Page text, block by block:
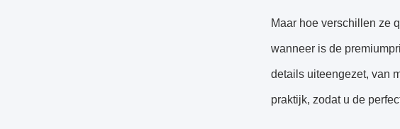
Maar hoe verschillen ze
wanneer is de
details uiteengezet, van
praktijk, zodat u de